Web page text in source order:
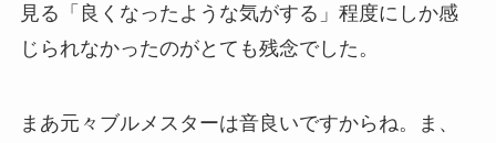
見る「良くなったような気がする」程度にしか感
じられなかったのがとても残念でした。
まあ元々ブルメスターは音良いですからね。ま、